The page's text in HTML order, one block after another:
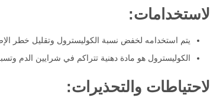
الاستخدامات:
يتم استخدامه لخفض نسبة الكوليسترول وتقليل خطر
الكوليسترول هو مادة دهنية تتراكم في شرايين الدم
الاحتياطات والتحذيرات: